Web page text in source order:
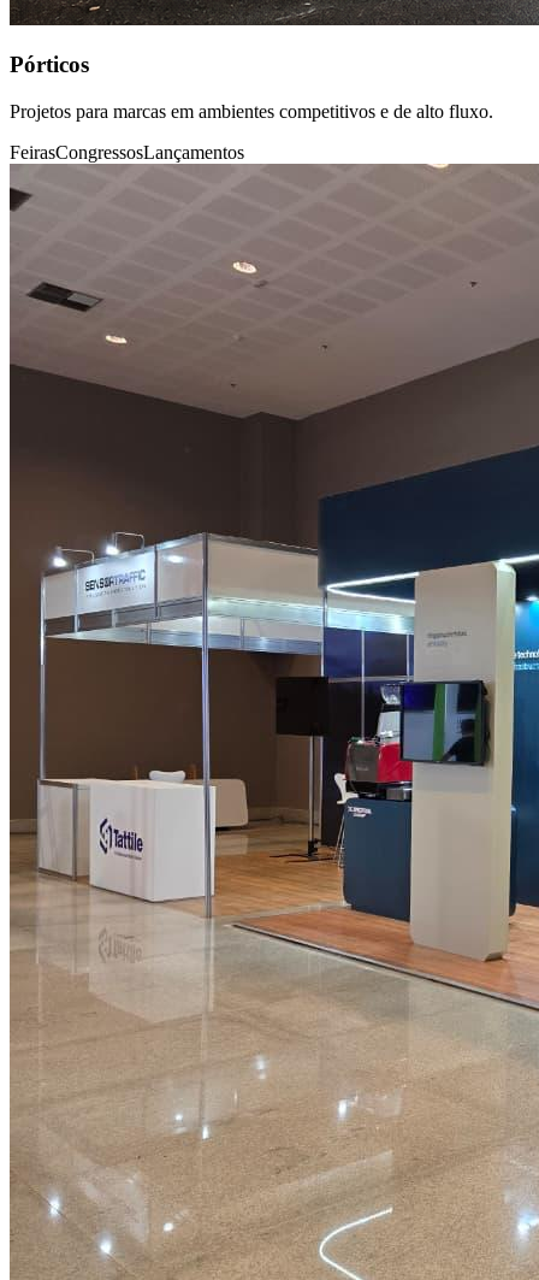
Pórticos
Projetos para marcas em ambientes competitivos e de alto fluxo.
FeirasCongressosLançamentos